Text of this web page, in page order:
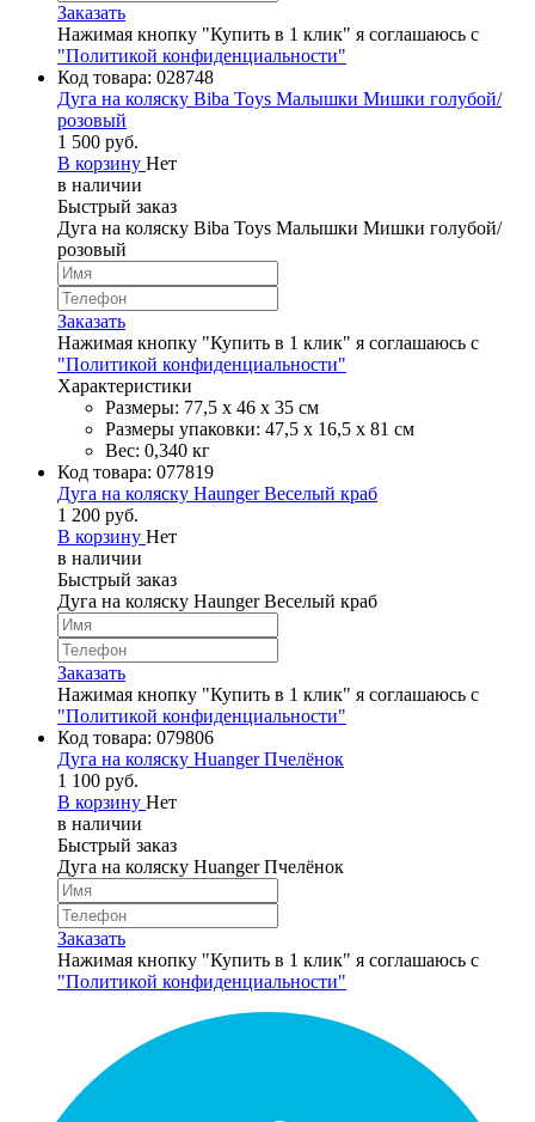
Заказать
Нажимая кнопку "Купить в 1 клик" я соглашаюсь с
"Политикой конфиденциальности"
Код товара: 028748
Дуга на коляску Biba Toys Малышки Мишки голубой/
розовый
1 500 руб.
В корзину Нет
в наличии
Быстрый заказ
Дуга на коляску Biba Toys Малышки Мишки голубой/
розовый
Заказать
Нажимая кнопку "Купить в 1 клик" я соглашаюсь с
"Политикой конфиденциальности"
Характеристики
Размеры: 77,5 х 46 х 35 см
Размеры упаковки: 47,5 х 16,5 х 81 см
Вес: 0,340 кг
Код товара: 077819
Дуга на коляску Haunger Веселый краб
1 200 руб.
В корзину Нет
в наличии
Быстрый заказ
Дуга на коляску Haunger Веселый краб
Заказать
Нажимая кнопку "Купить в 1 клик" я соглашаюсь с
"Политикой конфиденциальности"
Код товара: 079806
Дуга на коляску Huanger Пчелёнок
1 100 руб.
В корзину Нет
в наличии
Быстрый заказ
Дуга на коляску Huanger Пчелёнок
Заказать
Нажимая кнопку "Купить в 1 клик" я соглашаюсь с
"Политикой конфиденциальности"